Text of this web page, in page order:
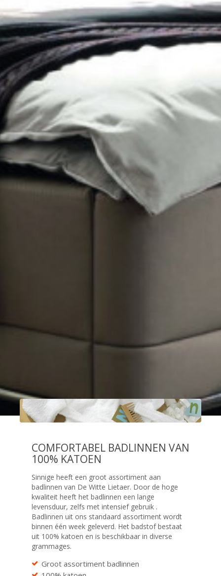
COMFORTABEL BADLINNEN VAN
100% KATOEN
Sinnige heeft een groot assortiment aan
badlinnen van De Witte Lietaer. Door de hoge
kwaliteit heeft het badlinnen een lange
levensduur, zelfs met intensief gebruik .
Badlinnen uit ons standaard assortiment wordt
binnen één week geleverd. Het badstof bestaat
uit 100% katoen en is beschikbaar in diverse
grammages.
Groot assortiment badlinnen